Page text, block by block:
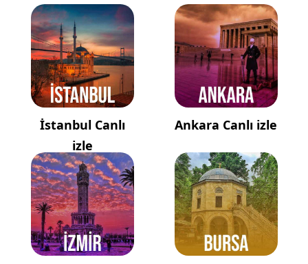
İstanbul Canlı
izle
Ankara Canlı izle